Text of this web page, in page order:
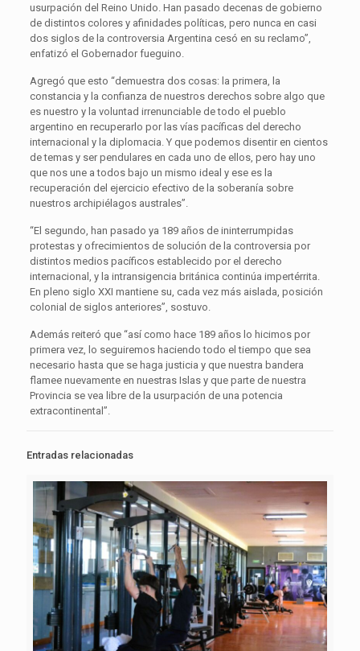
usurpación del Reino Unido. Han pasado decenas de gobierno
de distintos colores y afinidades políticas, pero nunca en casi
dos siglos de la controversia Argentina cesó en su reclamo”,
enfatizó el Gobernador fueguino.
Agregó que esto “demuestra dos cosas: la primera, la
constancia y la confianza de nuestros derechos sobre algo que
es nuestro y la voluntad irrenunciable de todo el pueblo
argentino en recuperarlo por las vías pacíficas del derecho
internacional y la diplomacia. Y que podemos disentir en cientos
de temas y ser pendulares en cada uno de ellos, pero hay uno
que nos une a todos bajo un mismo ideal y ese es la
recuperación del ejercicio efectivo de la soberanía sobre
nuestros archipiélagos australes”.
“El segundo, han pasado ya 189 años de ininterrumpidas
protestas y ofrecimientos de solución de la controversia por
distintos medios pacíficos establecido por el derecho
internacional, y la intransigencia británica continúa impertérrita.
En pleno siglo XXI mantiene su, cada vez más aislada, posición
colonial de siglos anteriores”, sostuvo.
Además reiteró que “así como hace 189 años lo hicimos por
primera vez, lo seguiremos haciendo todo el tiempo que sea
necesario hasta que se haga justicia y que nuestra bandera
flamee nuevamente en nuestras Islas y que parte de nuestra
Provincia se vea libre de la usurpación de una potencia
extracontinental”.
Entradas relacionadas